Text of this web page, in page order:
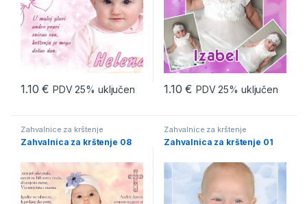
1.10€ PDV 25% uključen 1.10€ PDV 25% uključen
Zahvalnice za krštenje
Zahvalnica za krštenje 08
Zahvalnice za krštenje
Zahvalnica za krštenje 01